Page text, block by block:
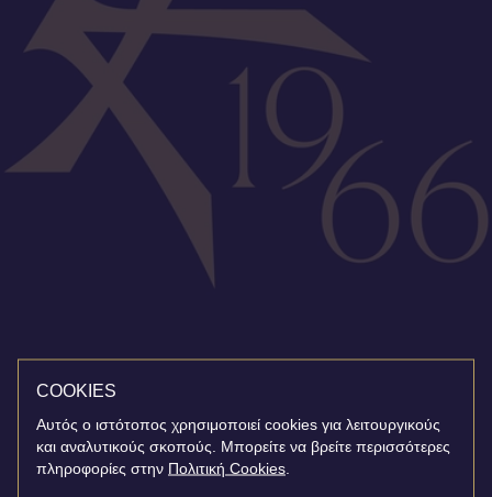
COOKIES
Αυτός ο ιστότοπος χρησιμοποιεί cookies για λειτουργικούς
και αναλυτικούς σκοπούς. Μπορείτε να βρείτε περισσότερες
πληροφορίες στην Πολιτική Cookies